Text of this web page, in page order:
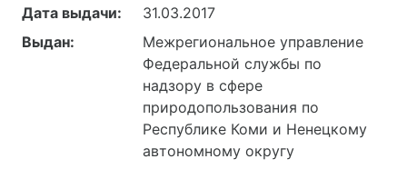
Дата выдачи:
31.03.2017
Выдан:
Межрегиональное управление
Федеральной службы по
надзору в сфере
природопользования по
Республике Коми и Ненецкому
автономному округу